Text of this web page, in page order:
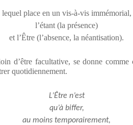
lequel place en un vis-à-vis immémorial,
l’étant (la présence)
et l’Être (l’absence, la néantisation).
d’être facultative, se donne comme
quotidiennement.
L’Être n’est
qu’à biffer,
au moins temporairement,